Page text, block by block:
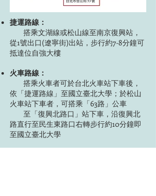
捷運路線：
搭乘文湖線或松山線至南京復興站，
從1號出口(遼寧街)出站，步行約7-8分鐘可
抵達位自強大樓
火車路線：
搭乘火車者可於台北火車站下車後，
依「捷運路線」至國立臺北大學；於松山
火車站下車者，可搭乘「63路」公車
至「復興北路口」站下車，沿復興北
路直行至民生東路口右轉步行約10分鐘即
至國立臺北大學